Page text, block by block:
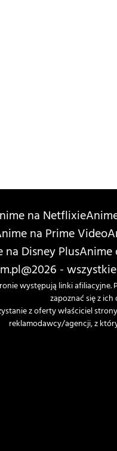
na Netflixie
na Prime Video
na Disney PlusAnime
@2026 -
występują linki afiliacyjne.
zapoznać się z
z oferty właściciel
reklamodawcy/agencji, z